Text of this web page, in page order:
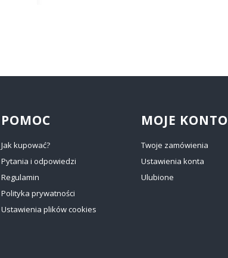
POMOC
Jak kupować?
Pytania i odpowiedzi
Regulamin
Polityka prywatności
Ustawienia plików cookies
MOJE KONTO
Twoje zamówienia
Ustawienia konta
Ulubione